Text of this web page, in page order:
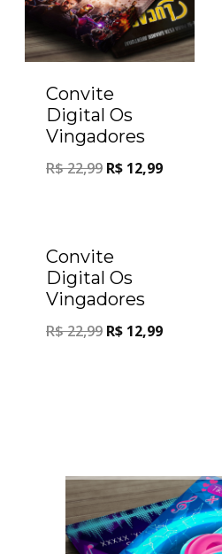
Convite
Digital Os
Vingadores
R$22,99 R$ 12,99
Convite
Digital Os
Vingadores
R$22,99 R$ 12,99